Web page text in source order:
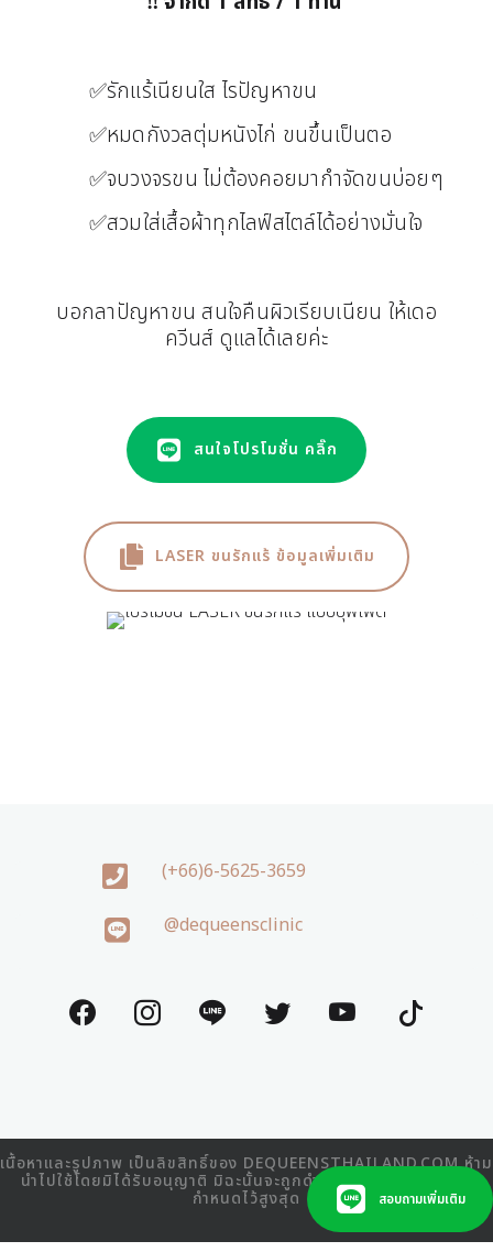
✅รักแร้เนียนใส ไรปัญหาขน
✅หมดกังวลตุ่มหนังไก่ ขนขึ้นเป็นตอ
✅จบวงจรขน ไม่ต้องคอยมากำจัดขนบ่อยๆ
✅สวมใส่เสื้อผ้าทุกไลฟ์สไตล์ได้อย่างมั่นใจ
บอกลาปัญหาขน สนใจคืนผิวเรียบเนียน ให้เดอ
ควีนส์ ดูแลได้เลยค่ะ
สนใจโปรโมชั่น คลิ๊ก
LASER ขนรักแร้ ข้อมูลเพิ่มเติม
(+66)6-5625-3659
@dequeensclinic
สอบถามเพิ่มเติม
เนื้อหาและรูปภาพ เป็นลิขสิทธิ์ของ DEQUEENSTHAILAND.COM ห้าม
นำไปใช้โดยมิได้รับอนุญาติ มิฉะนั้นจะถูกดำเนินคดีตามที่กฎหมาย
กำหนดไว้สูงสุด